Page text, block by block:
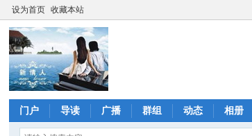
设为首页 收藏本站
门户 导读 广播 群组 动态 相册